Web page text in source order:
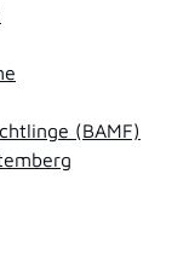
(BAMF)